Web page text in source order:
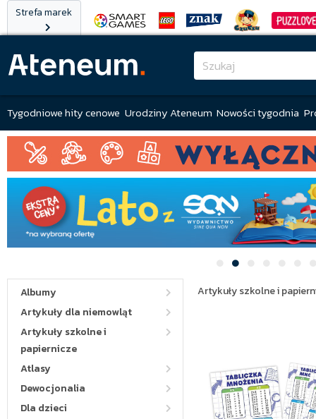
Strefa marek
Tygodniowe hity cenowe Urodziny Ateneum Nowości tygodnia
Albumy
Artykuły dla niemowląt
Artykuły szkolne i
papiernicze
Atlasy
Dewocjonalia
Dla dzieci
Artykuły szkolne i